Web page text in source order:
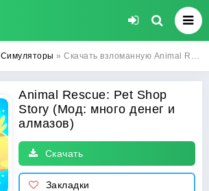
Симуляторы » Скачать взломанную Animal Rescue: Pet Shop Story на много денег и алмазов для Андроид
Animal Rescue: Pet Shop
Story (Мод: много денег и
алмазов)
Скачать
Закладки